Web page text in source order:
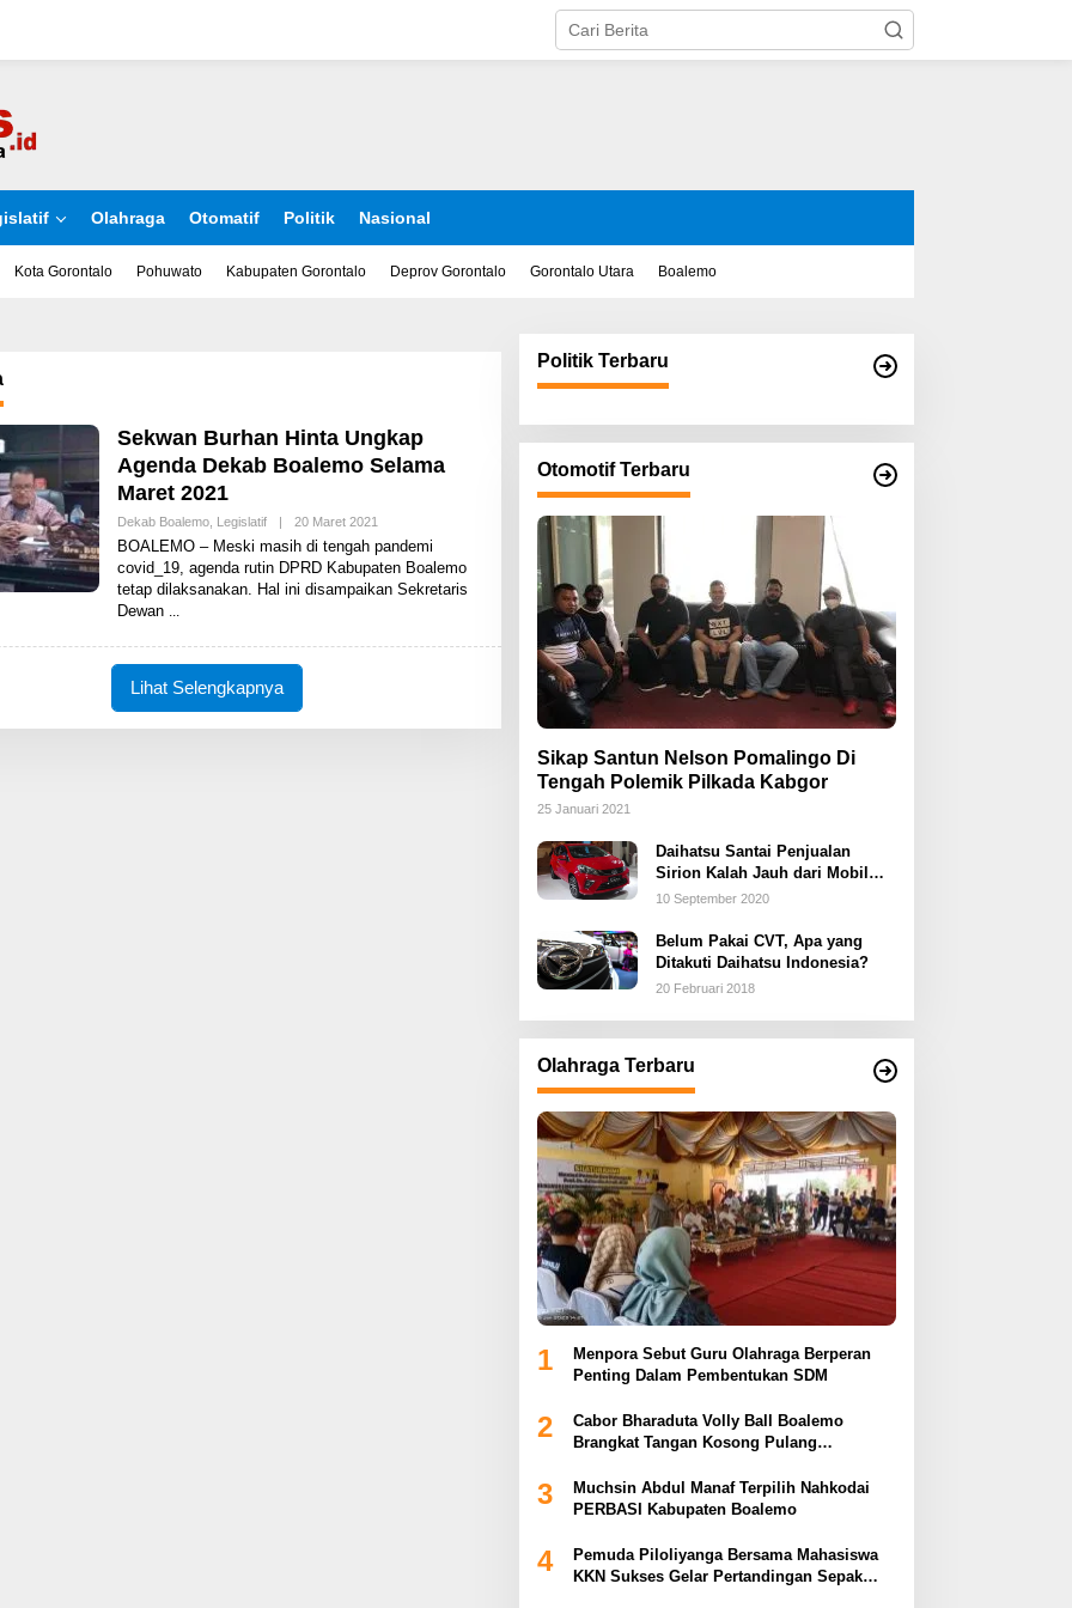
Olahraga Otomatif Politik Nasional
Kota Gorontalo Pohuwato Kabupaten Gorontalo Deprov Gorontalo Gorontalo Utara Boalemo
Sekwan Burhan Hinta Ungkap
Agenda Dekab Boalemo Selama
Maret 2021
Dekab Boalemo, Legislatif | 20 Maret 2021
E
H
S
BOALEMO – Meski masih di tengah pandemi
covid_19, agenda rutin DPRD Kabupaten Boalemo
tetap dilaksanakan. Hal ini disampaikan Sekretaris
Dewan
Lihat Selengkapnya
Politik Terbaru
Otomotif Terbaru
Sikap Santun Nelson Pomalingo Di
Tengah Polemik Pilkada Kabgor
25 Januari 2021
Daihatsu Santai Penjualan
Sirion Kalah Jauh dari Mobil
LCGC
10 September 2020
Belum Pakai CVT, Apa yang
Ditakuti Daihatsu Indonesia?
20 Februari 2018
Olahraga Terbaru
1
Menpora Sebut Guru Olahraga Berperan
Penting Dalam Pembentukan SDM
2
Cabor Bharaduta Volly Ball Boalemo
Brangkat Tangan Kosong Pulang
3
Muchsin Abdul Manaf Terpilih Nahkodai
PERBASI Kabupaten Boalemo
4
Pemuda Piloliyanga Bersama Mahasiswa
KKN Sukses Gelar Pertandingan Sepak